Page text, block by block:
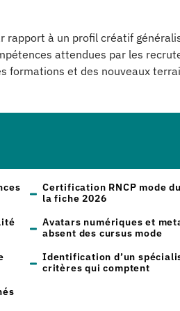
rapport à un profil créatif
attendues par les
formations et des nouveaux
Certification RNCP mode
la fiche 2026
Avatars numériques et
absent des cursus mode
Identification d’un
critères qui comptent